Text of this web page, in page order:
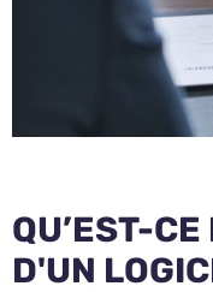
QU’EST-
D'UN